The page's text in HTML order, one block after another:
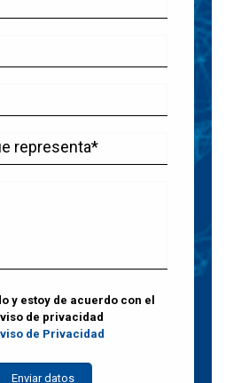
aviso de privacidad
de Privacidad
y estoy de acuerdo con el
de privacidad
de Privacidad